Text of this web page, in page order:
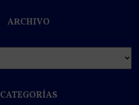
ARCHIVO
CATEGORÍAS